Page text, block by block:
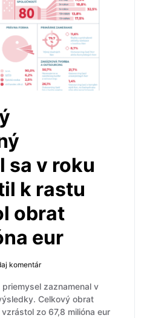
sa v roku
k rastu
obrat
eur
komentár
zaznamenal v
Celkový obrat
zo 67,8 milióna eur